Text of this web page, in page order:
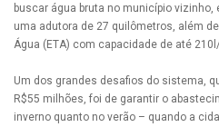
buscar água bruta no município
uma adutora de 27 quilômetros, além
Água (ETA) com capacidade de até
Um dos grandes desafios do sistema,
R$55 milhões, foi de garantir o
inverno quanto no verão – quando a